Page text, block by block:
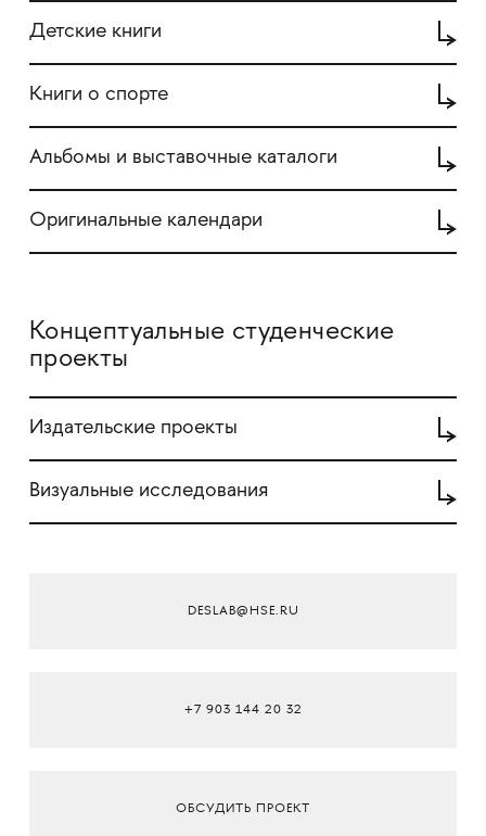
Детские книги
Книги о спорте
Альбомы и выставочные каталоги
Оригинальные календари
Концептуальные студенческие
проекты
Издательские проекты
Визуальные исследования
DESLAB@HSE.RU
+7 903 144 20 32
ОБСУДИТЬ ПРОЕКТ